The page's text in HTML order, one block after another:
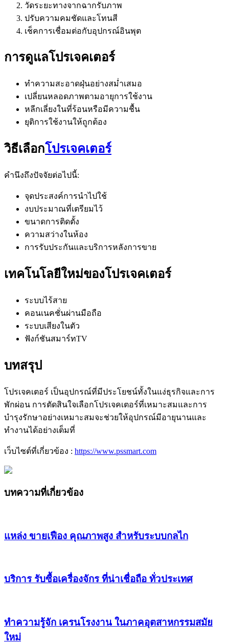
วัดระยะทางจากฉากรับภาพ
ปรับความคมชัดและโทนสี
เช็คการเชื่อมต่อกับอุปกรณ์อินพุต
การดูแลโปรเจคเตอร์
ทำความสะอาดฝุ่นอย่างสม่ำเสมอ
เปลี่ยนหลอดภาพตามอายุการใช้งาน
หลีกเลี่ยงในที่ร้อนหรือมีความชื้น
ยุติการใช้งานให้ถูกต้อง
วิธีเลือกโปรเจคเตอร์
คำนึงถึงปัจจัยต่อไปนี้:
จุดประสงค์การนำไปใช้
งบประมาณที่เตรียมไว้
ขนาดการติดตั้ง
ความสว่างในห้อง
การรับประกันและบริการหลังการขาย
เทคโนโลยีใหม่ของโปรเจคเตอร์
ระบบไร้สาย
คอนเนคชั่นผ่านมือถือ
ระบบเสียงในตัว
ฟังก์ชันสมาร์ทTV
บทสรุป
โปรเจคเตอร์ เป็นอุปกรณ์ที่มีประโยชน์ทั้งในแง่ธุรกิจและการ
พักผ่อน การตัดสินใจเลือกโปรเจคเตอร์ที่เหมาะสมและการ
บำรุงรักษาอย่างเหมาะสมจะช่วยให้อุปกรณ์มีอายุนานและ
ทำงานได้อย่างเต็มที่
เว็บไซต์ที่เกี่ยวข้อง : https://www.pssmart.com
บทความที่เกี่ยวข้อง
แหล่ง ขายเฟือง คุณภาพสูง สำหรับระบบกลไก
บริการ รับซื้อเครื่องจักร ที่น่าเชื่อถือ ทั่วประเทศ
ทำความรู้จัก เครนโรงงาน ในภาคอุตสาหกรรมสมัย
ใหม่